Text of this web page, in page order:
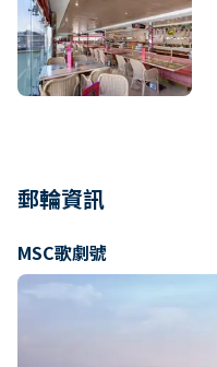
郵輪資訊
MSC歌劇號